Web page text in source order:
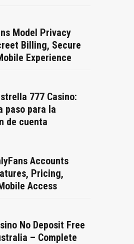
Model Privacy
Billing, Secure
Experience
777 Casino:
paso para la
de cuenta
Accounts
Pricing,
Access
No Deposit Free
– Complete